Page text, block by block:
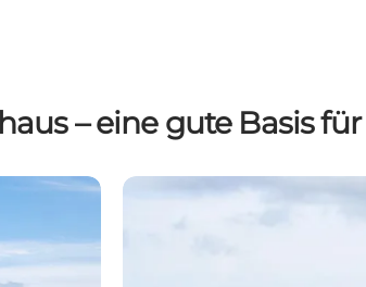
– eine gute Basis
Buchen Sie hier Ihr